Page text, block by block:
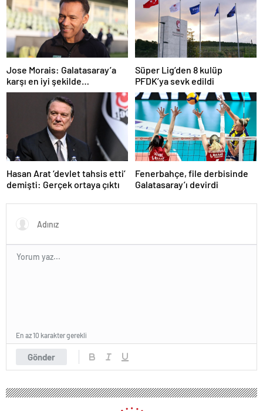
Jose Morais: Galatasaray’a
karşı en iyi şekilde
hazırlanmamız lazım
Süper Lig’den 8 kulüp
PFDK’ya sevk edildi
Hasan Arat ‘devlet tahsis etti’
demişti: Gerçek ortaya çıktı
Fenerbahçe, file derbisinde
Galatasaray’ı devirdi
Gönder
En az 10 karakter gerekli